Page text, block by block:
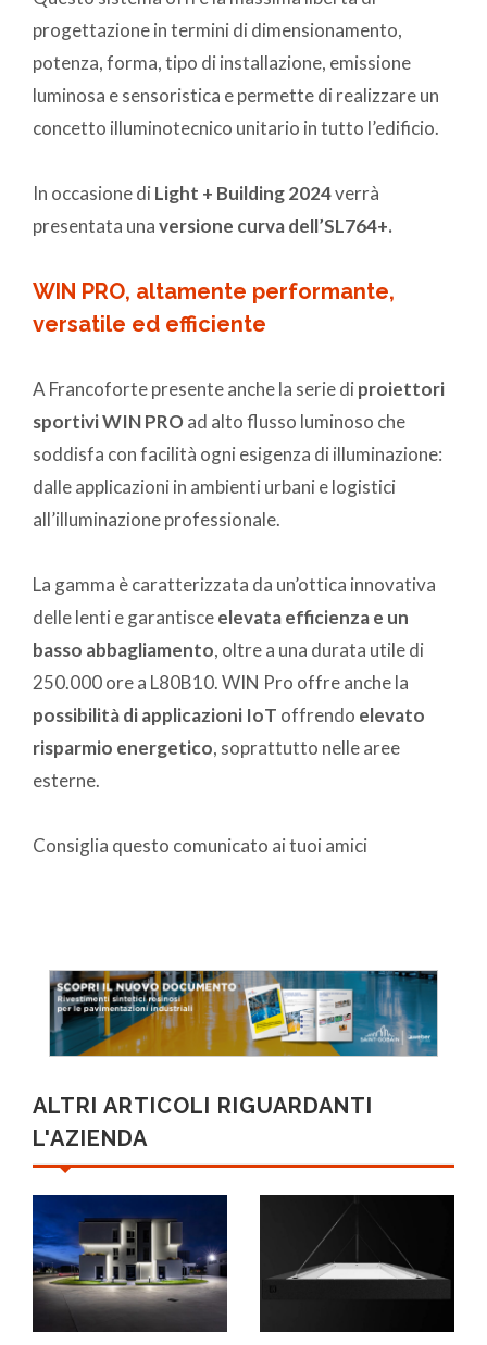
progettazione in termini di dimensionamento,
potenza, forma, tipo di installazione, emissione
luminosa e sensoristica e permette di realizzare un
concetto illuminotecnico unitario in tutto l’edificio.
In occasione di Light + Building 2024verrà
presentata unaversione curva dell’SL764+.
WIN PRO, altamente performante,
versatile ed efficiente
A Francoforte presente anche la serie di proiettori
sportivi WIN PRO ad alto flusso luminoso che
soddisfa con facilità ogni esigenza di illuminazione:
dalle applicazioni in ambienti urbani e logistici
all’illuminazione professionale.
La gamma è caratterizzata da un’ottica innovativa
delle lenti e garantisceelevata efficienza e un
basso abbagliamento, oltre a una durata utile di
250.000 ore a L80B10. WIN Pro offre anche la
possibilità di applicazioni IoT offrendo elevato
risparmio energetico, soprattutto nelle aree
esterne.
Consiglia questo comunicato ai tuoi amici
ALTRI ARTICOLI RIGUARDANTI
L'AZIENDA